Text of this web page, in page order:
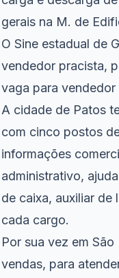
gerais na M. de
O Sine estadual de
vendedor pracista,
vaga para
A cidade de Patos
com cinco postos
informações
administrativo,
de caixa, auxiliar
cada cargo.
Por sua vez em
vendas, para